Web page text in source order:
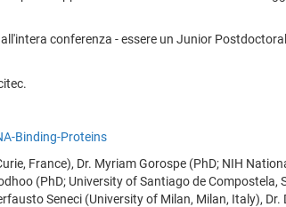
conferenza - essere un Junior
Binding-Proteins
France), Dr. Myriam Gorospe (PhD; NIH
(PhD; University of Santiago de Compostela,
Seneci (University of Milan, Milan, Italy), Dr.